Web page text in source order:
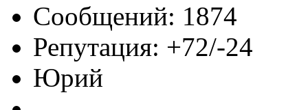
Сообщений: 1874
Репутация: +72/-24
Юрий